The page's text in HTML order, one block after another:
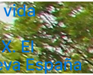
El
España